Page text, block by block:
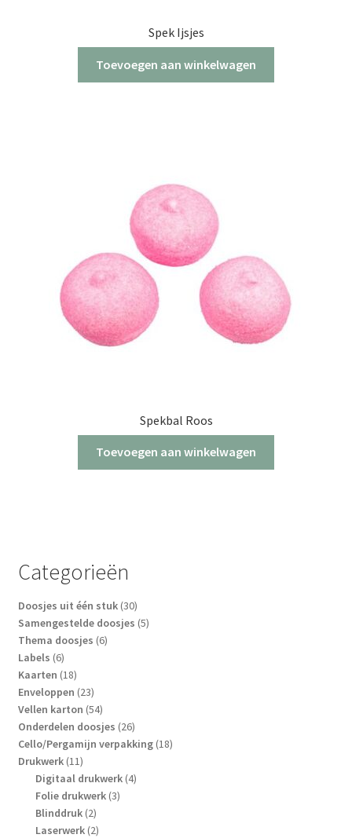
Spek Ijsjes
Toevoegen aan winkelwagen
Spekbal Roos
Toevoegen aan winkelwagen
Categorieën
Doosjes uit één stuk 3030
producten
Samengestelde doosjes 55
Thema doosjes 66
Labels 66
producten
Kaarten 1818
producten
Enveloppen 2323
producten
Vellen karton 5454
producten
Onderdelen doosjes 2626
producten
Cello/Pergamijn verpakking 1818
Drukwerk 1111
producten
Digitaal drukwerk 44
Folie drukwerk 33
Blinddruk 22
producten
Laserwerk 22